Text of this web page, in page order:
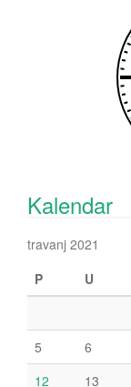
Kalendar
travanj 2021
P
U
5
6
12
13